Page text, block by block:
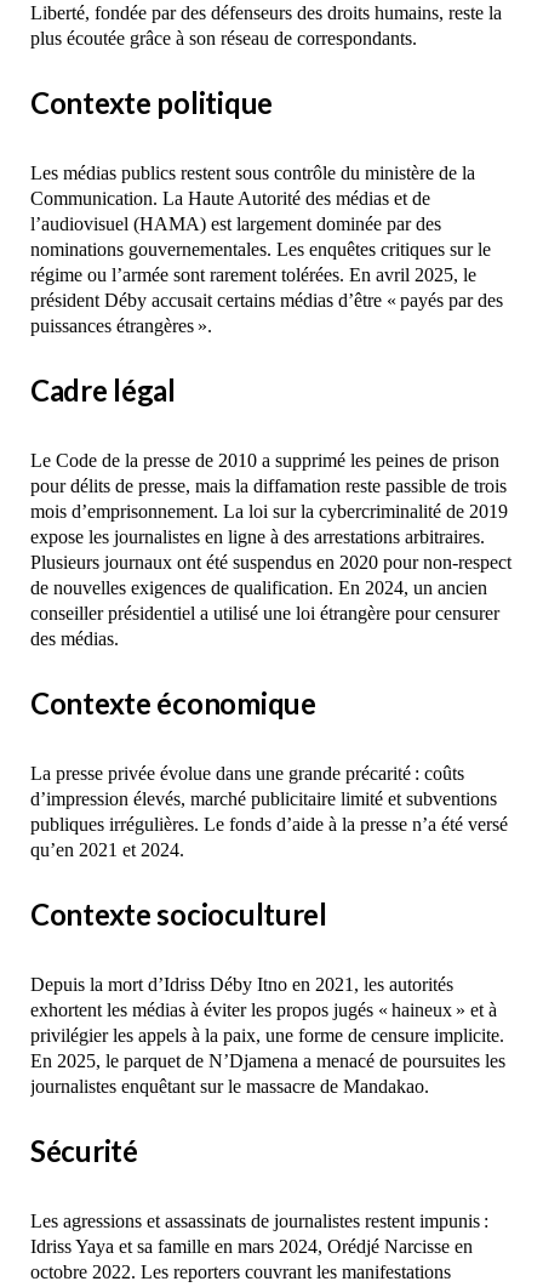
Liberté, fondée par des défenseurs des droits humains, reste la
plus écoutée grâce à son réseau de correspondants.
Contexte politique
Les médias publics restent sous contrôle du ministère de la
Communication. La Haute Autorité des médias et de
l’audiovisuel (HAMA) est largement dominée par des
nominations gouvernementales. Les enquêtes critiques sur le
régime ou l’armée sont rarement tolérées. En avril 2025, le
président Déby accusait certains médias d’être « payés par des
puissances étrangères ».
Cadre légal
Le Code de la presse de 2010 a supprimé les peines de prison
pour délits de presse, mais la diffamation reste passible de trois
mois d’emprisonnement. La loi sur la cybercriminalité de 2019
expose les journalistes en ligne à des arrestations arbitraires.
Plusieurs journaux ont été suspendus en 2020 pour non-respect
de nouvelles exigences de qualification. En 2024, un ancien
conseiller présidentiel a utilisé une loi étrangère pour censurer
des médias.
Contexte économique
La presse privée évolue dans une grande précarité : coûts
d’impression élevés, marché publicitaire limité et subventions
publiques irrégulières. Le fonds d’aide à la presse n’a été versé
qu’en 2021 et 2024.
Contexte socioculturel
Depuis la mort d’Idriss Déby Itno en 2021, les autorités
exhortent les médias à éviter les propos jugés « haineux » et à
privilégier les appels à la paix, une forme de censure implicite.
En 2025, le parquet de N’Djamena a menacé de poursuites les
journalistes enquêtant sur le massacre de Mandakao.
Sécurité
Les agressions et assassinats de journalistes restent impunis :
Idriss Yaya et sa famille en mars 2024, Orédjé Narcisse en
octobre 2022. Les reporters couvrant les manifestations